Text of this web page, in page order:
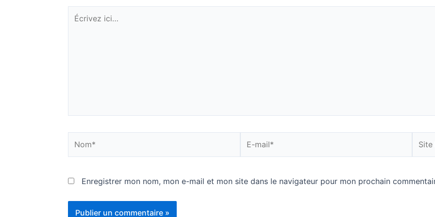
Écrivez
ici…
mail*
Enregistrer mon nom, mon e-mail et mon site dans le navigateur pour mon prochain